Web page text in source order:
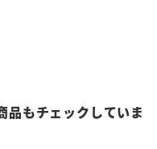
品もチェックしていま